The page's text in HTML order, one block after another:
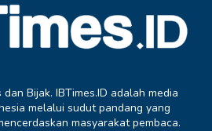
dan Bijak. IBTimes.ID adalah media
melalui sudut pandang yang
masyarakat pembaca.